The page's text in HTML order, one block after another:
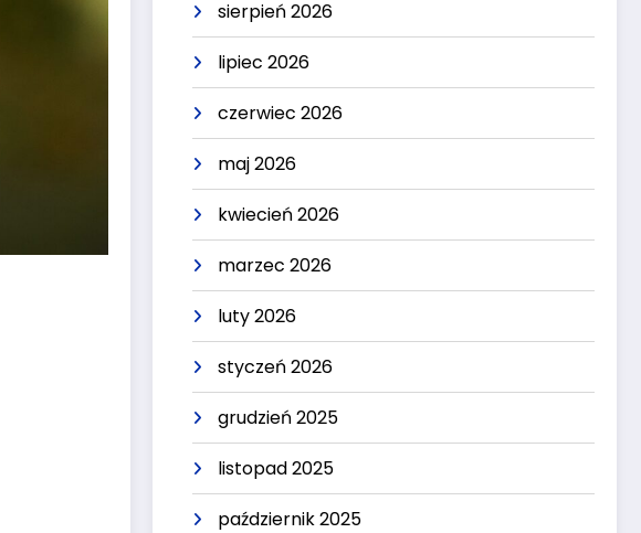
sierpień 2026
lipiec 2026
czerwiec 2026
maj 2026
kwiecień 2026
marzec 2026
luty 2026
styczeń 2026
grudzień 2025
listopad 2025
październik 2025